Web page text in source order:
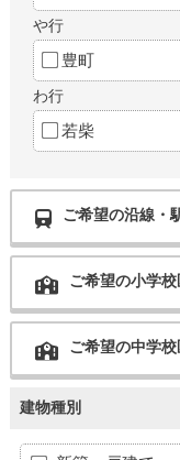
や行
豊町
わ行
若柴
ご希望の沿線・
ご希望の小学
ご希望の中学
建物種別